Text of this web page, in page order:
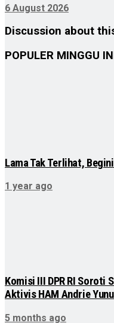
6 August 2026
Discussion about
POPULER MINGGU
Lama Tak Terlihat,
1 year ago
Komisi III DPR RI Soroti
Aktivis HAM Andrie
5 months ago